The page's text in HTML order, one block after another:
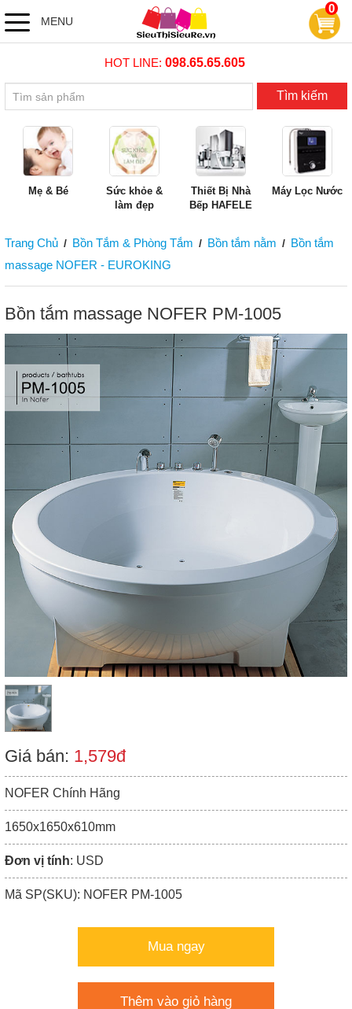
MENU
0
HOT LINE: 098.65.65.605
Tìm kiếm
Mẹ & Bé
Sức khỏe &
làm đẹp
Thiết Bị Nhà
Bếp HAFELE
Máy Lọc Nước
Trang Chủ / Bồn Tắm & Phòng Tắm / Bồn tắm nằm / Bồn tắm
massage NOFER - EUROKING
Bồn tắm massage NOFER PM-1005
Giá bán: 1,579đ
NOFER Chính Hãng
1650x1650x610mm
Đơn vị tính: USD
Mã SP(SKU): NOFER PM-1005
Mua ngay
Thêm vào giỏ hàng